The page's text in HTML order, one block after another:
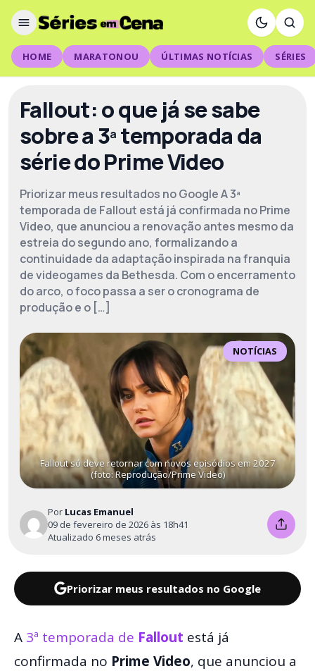
HOME MARATONOU ÚLTIMAS NOTÍCIAS SÉRIES
Fallout: o que já se sabe
sobre a 3ª temporada da
série do Prime Video
Priorizar meus resultados no Google A 3ª
temporada de Fallout está já confirmada no Prime
Video, que anunciou a renovação antes mesmo da
estreia do segundo ano, formalizando a
continuidade da adaptação inspirada na franquia
de videogames da Bethesda. Com o encerramento
do arco, o foco passa a ser o cronograma de
produção e o […]
NOTÍCIAS
Fallout só deve retornar com novos episódios em 2027
(foto: Reprodução/Prime Video)
Por Lucas Emanuel
09 de fevereiro de 2026 às 18h41
Atualizado 6 meses atrás
Priorizar meus resultados no Google
A 3ª temporada de Fallout está já
confirmada no Prime Video, que anunciou a